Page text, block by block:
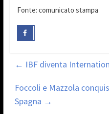
Fonte: comunicato stampa
← IBF diventa
Foccoli e Mazzola
Spagna →